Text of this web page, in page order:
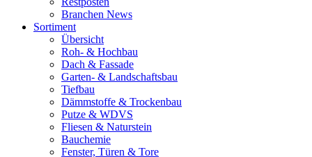
Branchen News
Sortiment
Übersicht
Roh- & Hochbau
Dach & Fassade
Garten- & Landschaftsbau
Tiefbau
Dämmstoffe & Trockenbau
Putze & WDVS
Fliesen & Naturstein
Bauchemie
Fenster, Türen & Tore